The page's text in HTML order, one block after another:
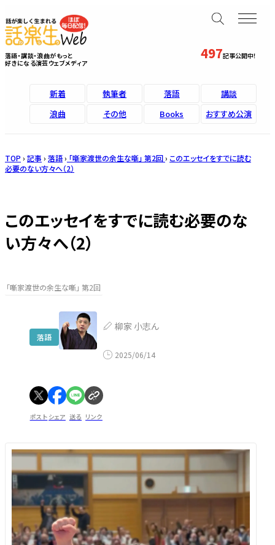
497記事公開中！
落語・講談・浪曲がもっと
好きになる演芸ウェブメディア
新着 執筆者 落語
講談
浪曲
その他 Books おすすめ公演
TOP › 記事 › 落語› 「噺家渡世の余生な噺」 第2回› このエッセイをすでに読む
必要のない方々へ（2）
このエッセイをすでに読む必要のな
い方々へ（2）
「噺家渡世の余生な噺」 第2回
落語
柳家 小志ん
2025/06/14
ポスト シェア 送る リンク